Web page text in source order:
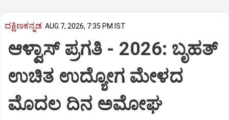
ದಕ್ಷಿಣಕನ್ನಡ AUG 7, 2026, 7:35 PM IST
ಆಳ್ವಾಸ್‌ ಪ್ರಗತಿ - 2026: ಬೃಹತ್
ಉಚಿತ ಉದ್ಯೋಗ ಮೇಳದ
ಮೊದಲ ದಿನ ಅಮೋಘ